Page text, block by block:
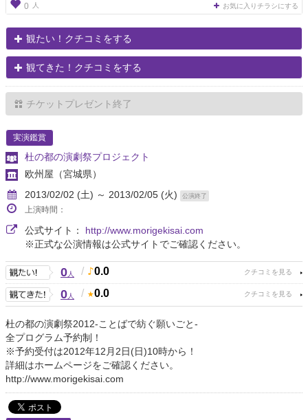
0 人 お気に入りチラシにする
観たい！クチコミをする
観てきた！クチコミをする
チケットプレゼント終了
実演鑑賞
杜の都の演劇祭プロジェクト
欧州屋 （宮城県）
2013/02/02 (土) ～ 2013/02/05 (火)
公演終了
上演時間：
公式サイト： http://www.morigekisai.com
※正式な公演情報は公式サイトでご確認ください。
0人 / 0.0
0人 / 0.0
杜の都の演劇祭2012-ことばで紡ぐ願いごと-
全プログラム予約制！
※予約受付は2012年12月2日(日)10時から！
詳細はホームページをご確認ください。
http://www.morigekisai.com